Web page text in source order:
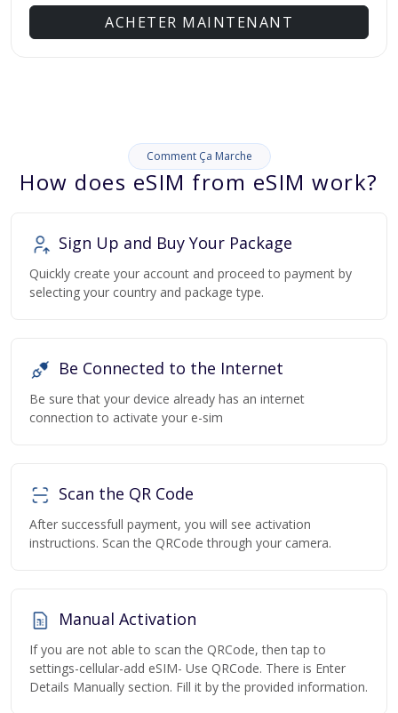
ACHETER MAINTENANT
Comment Ça Marche
How does eSIM from eSIM work?
Sign Up and Buy Your Package
Quickly create your account and proceed to payment by
selecting your country and package type.
Be Connected to the Internet
Be sure that your device already has an internet
connection to activate your e-sim
Scan the QR Code
After successfull payment, you will see activation
instructions. Scan the QRCode through your camera.
Manual Activation
If you are not able to scan the QRCode, then tap to
settings-cellular-add eSIM- Use QRCode. There is Enter
Details Manually section. Fill it by the provided information.